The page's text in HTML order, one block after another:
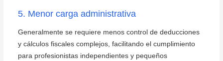
5. Menor carga administrativa
Generalmente se requiere menos control de deducciones
y cálculos fiscales complejos, facilitando el cumplimiento
para profesionistas independientes y pequeños